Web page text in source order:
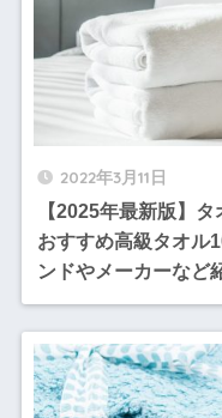
2022年3月11日
【2025年最新版】
おすすめ高級タオル
ンドやメーカーなど